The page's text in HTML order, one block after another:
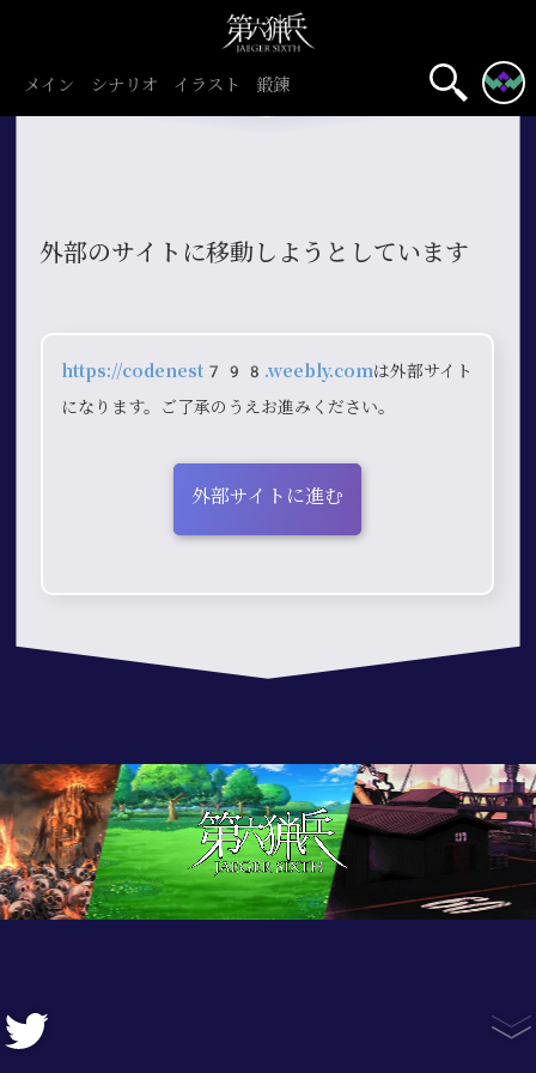
メイン シナリオ イラスト 鍛錬
外部のサイトに移動しようとしています
https://codenest798.weebly.comは外部サイト
になります。ご了承のうえお進みください。
外部サイトに進む